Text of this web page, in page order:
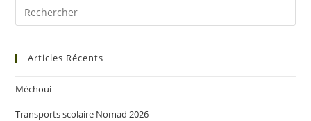
Articles Récents
Méchoui
Transports scolaire Nomad 2026